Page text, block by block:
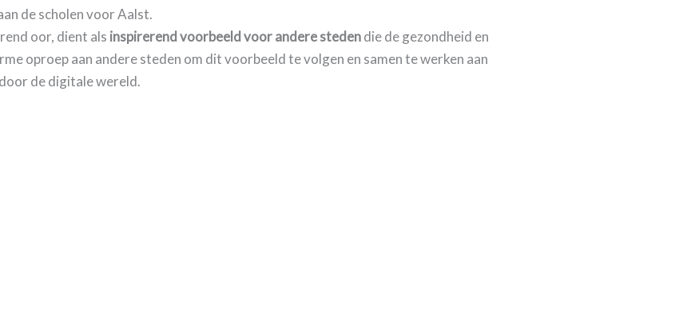
de scholen voor Aalst.
oor, dient als inspirerend voorbeeld voor andere stedendie de gezondheid en
oproep aan andere steden om dit voorbeeld te volgen en samen te werken aan
de digitale wereld.